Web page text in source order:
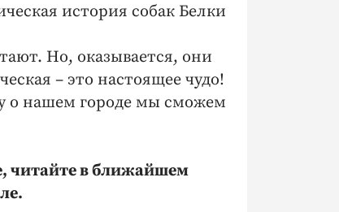
история собак Белки
Но, оказывается, они
– это настоящее чудо!
о нашем городе мы сможем
читайте в ближайшем